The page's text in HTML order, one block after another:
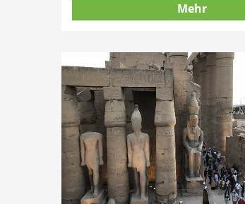
Mehr